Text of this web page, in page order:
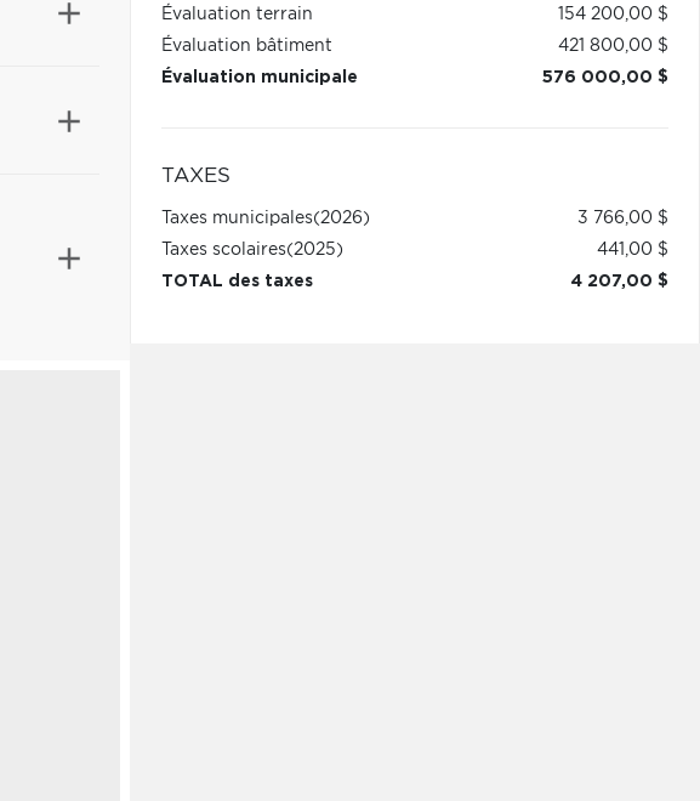
Évaluation terrain
154 200,00 $
Évaluation bâtiment
421 800,00 $
Évaluation municipale
576 000,00 $
TAXES
Taxes municipales(2026)
3 766,00 $
Taxes scolaires(2025)
441,00 $
TOTAL des taxes
4 207,00 $